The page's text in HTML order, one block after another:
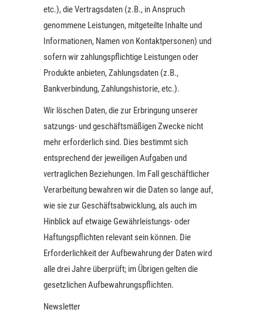
etc.), die Vertragsdaten (z.B., in Anspruch
genommene Leistungen, mitgeteilte Inhalte und
Informationen, Namen von Kontaktpersonen) und
sofern wir zahlungspflichtige Leistungen oder
Produkte anbieten, Zahlungsdaten (z.B.,
Bankverbindung, Zahlungshistorie, etc.).
Wir löschen Daten, die zur Erbringung unserer
satzungs- und geschäftsmäßigen Zwecke nicht
mehr erforderlich sind. Dies bestimmt sich
entsprechend der jeweiligen Aufgaben und
vertraglichen Beziehungen. Im Fall geschäftlicher
Verarbeitung bewahren wir die Daten so lange auf,
wie sie zur Geschäftsabwicklung, als auch im
Hinblick auf etwaige Gewährleistungs- oder
Haftungspflichten relevant sein können. Die
Erforderlichkeit der Aufbewahrung der Daten wird
alle drei Jahre überprüft; im Übrigen gelten die
gesetzlichen Aufbewahrungspflichten.
Newsletter